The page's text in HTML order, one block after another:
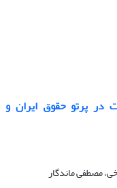
در پرتو حقوق ایران و
مصطفی ماندگار